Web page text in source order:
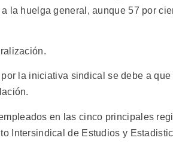
la huelga general, aunque 57 por
la iniciativa sindical se debe a
en las cinco principales
Intersindical de Estudios y